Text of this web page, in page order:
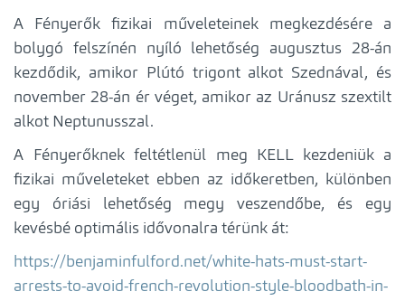
A Fényerők fizikai műveleteinek megkezdésére a
bolygó felszínén nyíló lehetőség augusztus 28-án
kezdődik, amikor Plútó trigont alkot Szednával, és
november 28-án ér véget, amikor az Uránusz szextilt
alkot Neptunusszal.
A Fényerőknek feltétlenül meg KELL kezdeniük a
fizikai műveleteket ebben az időkeretben, különben
egy óriási lehetőség megy veszendőbe, és egy
kevésbé optimális idővonalra térünk át:
https://benjaminfulford.net/white-hats-must-start-
arrests-to-avoid-french-revolution-style-bloodbath-in-